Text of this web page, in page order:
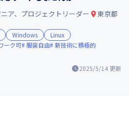
2025/5/14 更新
ア、プロジェクトリーダー
東京都
Windows
Linux
ーク可 服装自由
新技術に積極的